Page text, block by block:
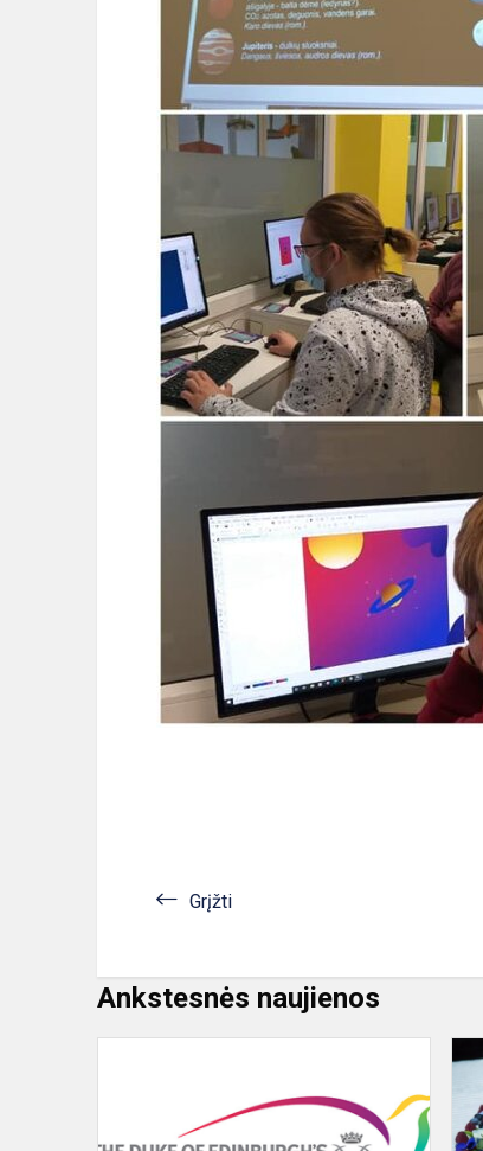
Grįžti
Ankstesnės naujienos